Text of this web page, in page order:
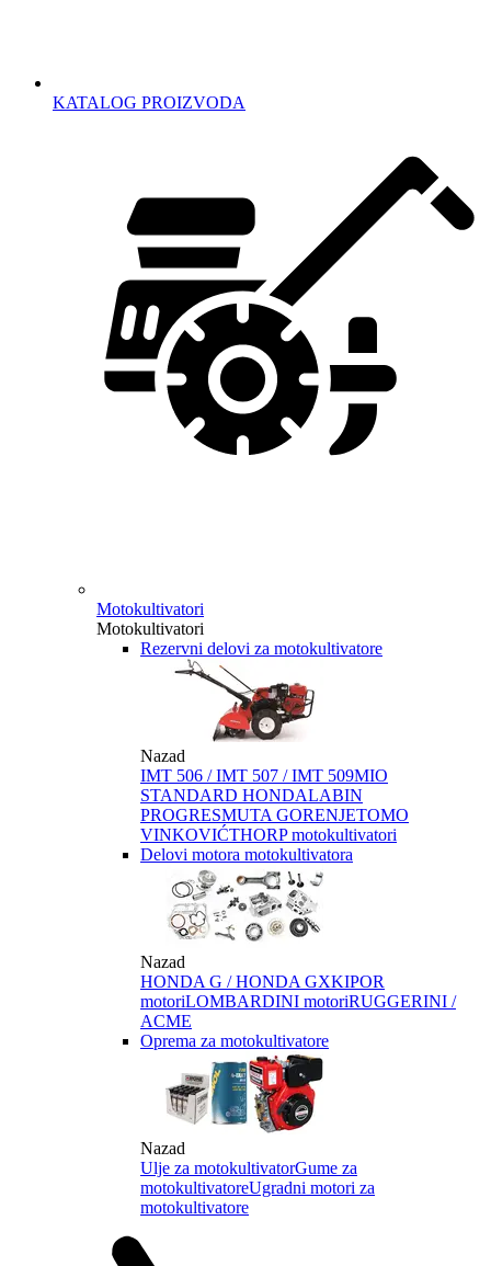
KATALOG PROIZVODA
Motokultivatori
Motokultivatori
Rezervni delovi za motokultivatore
Nazad
IMT 506 / IMT 507 / IMT 509MIO
STANDARD HONDALABIN
PROGRESMUTA GORENJETOMO
VINKOVIĆTHORP motokultivatori
Delovi motora motokultivatora
Nazad
HONDA G / HONDA GXKIPOR
motoriLOMBARDINI motoriRUGGERINI /
ACME
Oprema za motokultivatore
Nazad
Ulje za motokultivatorGume za
motokultivatoreUgradni motori za
motokultivatore